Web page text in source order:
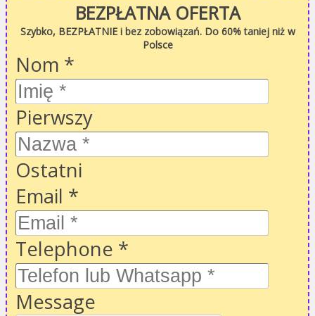
BEZPŁATNA OFERTA
Szybko, BEZPŁATNIE i bez zobowiązań. Do 60% taniej niż w
Polsce
Nom *
Pierwszy
Ostatni
Email *
Telephone *
Message